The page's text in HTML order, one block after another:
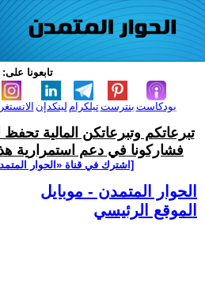
تابعونا على:
لينكدإن تيلكرامبنترست بودكاست
تبرعاتكم وتبرعاتكن المالية تحفظ
فشاركونا في دعم استمرارية
[اشترك في قناة ‫«الحوار
الحوار المتمدن - موبايل
الموقع الرئيسي